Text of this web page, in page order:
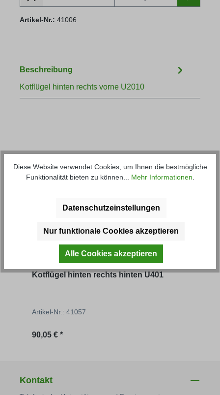
Artikel-Nr.: 41006
Beschreibung
Kotflügel hinten rechts vorne U2010
Kunden haben sich ebenfalls
Kotflügel hinten rechts hinten U401
Artikel-Nr.: 41057
Regulärer Preis:
90,05 € *
Kontakt
Diese Website verwendet Cookies, um Ihnen die bestmögliche
Funktionalität bieten zu können... Mehr Informationen.
Datenschutzeinstellungen
Nur funktionale Cookies akzeptieren
Alle Cookies akzeptieren